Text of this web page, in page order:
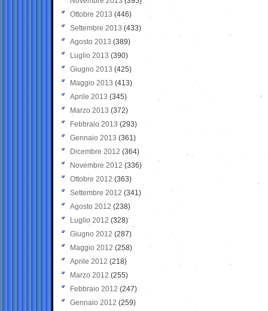
Ottobre 2013 (446)
Settembre 2013 (433)
Agosto 2013 (389)
Luglio 2013 (390)
Giugno 2013 (425)
Maggio 2013 (413)
Aprile 2013 (345)
Marzo 2013 (372)
Febbraio 2013 (293)
Gennaio 2013 (361)
Dicembre 2012 (364)
Novembre 2012 (336)
Ottobre 2012 (363)
Settembre 2012 (341)
Agosto 2012 (238)
Luglio 2012 (328)
Giugno 2012 (287)
Maggio 2012 (258)
Aprile 2012 (218)
Marzo 2012 (255)
Febbraio 2012 (247)
Gennaio 2012 (259)